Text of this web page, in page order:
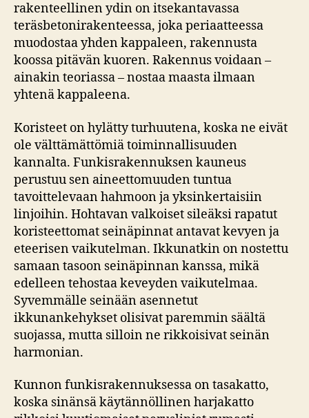
rakenteellinen ydin on itsekantavassa
teräsbetonirakenteessa, joka periaatteessa
muodostaa yhden kappaleen, rakennusta
koossa pitävän kuoren. Rakennus voidaan –
ainakin teoriassa – nostaa maasta ilmaan
yhtenä kappaleena.
Koristeet on hylätty turhuutena, koska ne eivät
ole välttämättömiä toiminnallisuuden
kannalta. Funkisrakennuksen kauneus
perustuu sen aineettomuuden tuntua
tavoittelevaan hahmoon ja yksinkertaisiin
linjoihin. Hohtavan valkoiset sileäksi rapatut
koristeettomat seinäpinnat antavat kevyen ja
eteerisen vaikutelman. Ikkunatkin on nostettu
samaan tasoon seinäpinnan kanssa, mikä
edelleen tehostaa keveyden vaikutelmaa.
Syvemmälle seinään asennetut
ikkunankehykset olisivat paremmin säältä
suojassa, mutta silloin ne rikkoisivat seinän
harmonian.
Kunnon funkisrakennuksessa on tasakatto,
koska sinänsä käytännöllinen harjakatto